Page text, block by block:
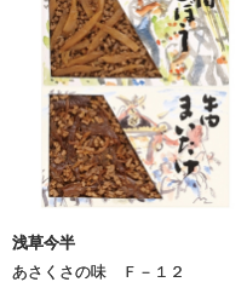
浅草今半
あさくさの味 Ｆ－１２